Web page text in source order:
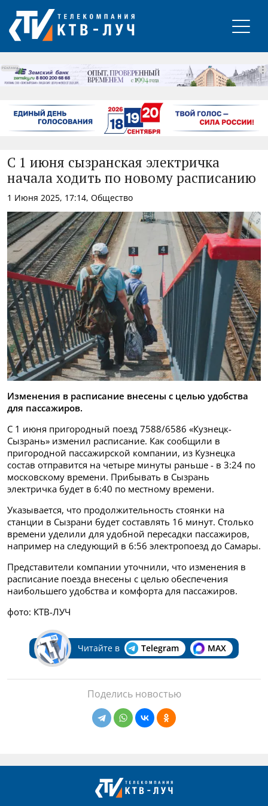
РЕКЛАМА
С 1 июня сызранская электричка
начала ходить по новому расписанию
1 Июня 2025, 17:14, Общество
Изменения в расписание внесены с целью удобства
для пассажиров.
С 1 июня пригородный поезд 7588/6586 «Кузнецк-
Сызрань» изменил расписание. Как сообщили в
пригородной пассажирской компании, из Кузнецка
состав отправится на четыре минуты раньше - в 3:24 по
московскому времени. Прибывать в Сызрань
электричка будет в 6:40 по местному времени.
Указывается, что продолжительность стоянки на
станции в Сызрани будет составлять 16 минут. Столько
времени уделили для удобной пересадки пассажиров,
например на следующий в 6:56 электропоезд до Самары.
Представители компании уточнили, что изменения в
расписание поезда внесены с целью обеспечения
наибольшего удобства и комфорта для пассажиров.
фото: КТВ-ЛУЧ
Читайте в Telegram MAX
Поделись новостью